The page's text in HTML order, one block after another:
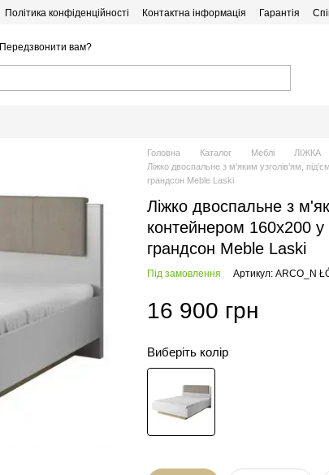
Політика конфіденційності Контактна інформація Гарантія
Передзвонити вам?
Головна Каталог Меблі ЛІЖКА
Ліжко двоспальне з м'яким узголів'ям,
грандсон Meble Laski
Ліжко двоспальне з
контейнером 160х200
грандсон Meble Laski
Під замовлення Артикул: ARCO_N
16 900 грн
Виберіть колір